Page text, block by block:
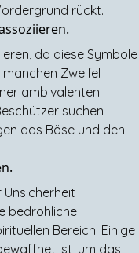
rückt.
da diese Symbole
Zweifel
ambivalenten
suchen
das Böse und den
bedrohliche
Bereich. Einige
ist, um das